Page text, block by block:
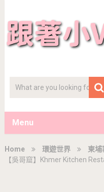
Menu
Home 環遊世界
柬埔
【吳哥窟】Khmer Kitchen